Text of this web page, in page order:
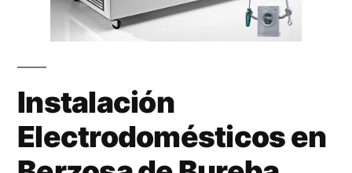
Instalación
Electrodomésticos en